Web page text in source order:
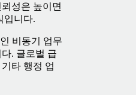
성은 높이면
입니다.
비동기 업무
. 글로벌 급
타 행정 업